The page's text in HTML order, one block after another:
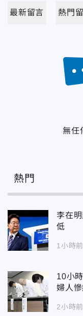
最新留言 熱門
無任
熱門
李在
低
1小時前
10小
婦人
2小時前